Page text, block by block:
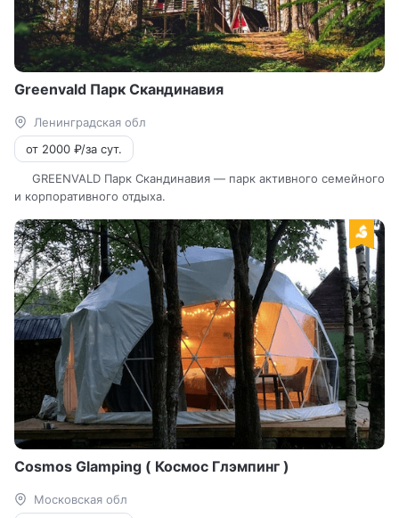
Greenvald Парк Скандинавия
Ленинградская обл
от 2000 ₽/за сут.
GREENVALD Парк Скандинавия — парк активного семейного
и корпоративного отдыха.
Cosmos Glamping ( Космос Глэмпинг )
Московская обл